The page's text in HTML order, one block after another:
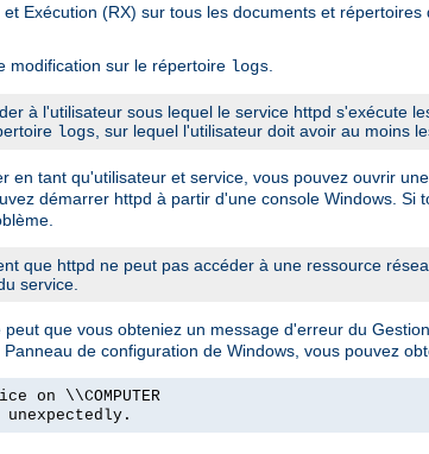
Exécution (RX) sur tous les documents et répertoires
modification sur le répertoire logs
à l'utilisateur sous lequel le service httpd s'exécute
logs , sur lequel l'utilisateur doit avoir au moins
en tant qu'utilisateur et service, vous pouvez ouvrir
démarrer httpd à partir d'une console Windows.
que httpd ne peut pas accéder à une ressource
service.
que vous obteniez un message d'erreur du
de configuration de Windows, vous pouvez
on \\COMPUTER